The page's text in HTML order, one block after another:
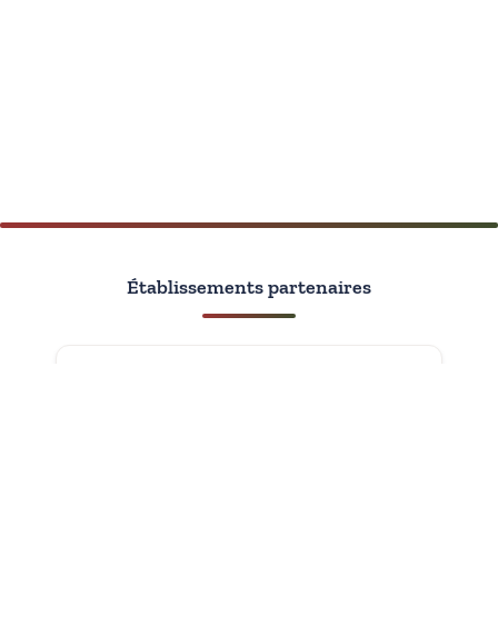
Établissements partenaires